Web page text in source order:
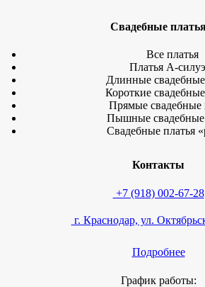
Свадебные
Все платья
Платья А-
Длинные свадебные
Короткие
Прямые свадебные
Пышные свадебные
Свадебные платья
Контакты
+7 (918) 002-67-28
г. Краснодар, ул.
Подробнее
График работы: